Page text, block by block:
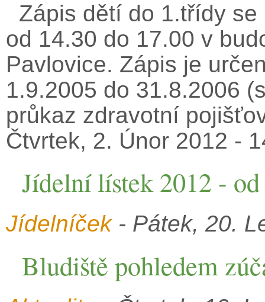
Zápis dětí do 1.třídy
od 14.30 do 17.00 v
Pavlovice. Zápis je
1.9.2005 do 31.8.2006
průkaz zdravotní
Čtvrtek, 2. Únor 2012 -
Jídelní lístek 2012 -
Jídelníček- Pátek, 20.
Bludiště pohledem